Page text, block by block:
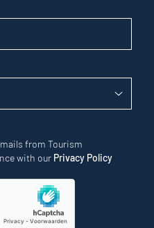
from Tourism
with our Privacy Policy